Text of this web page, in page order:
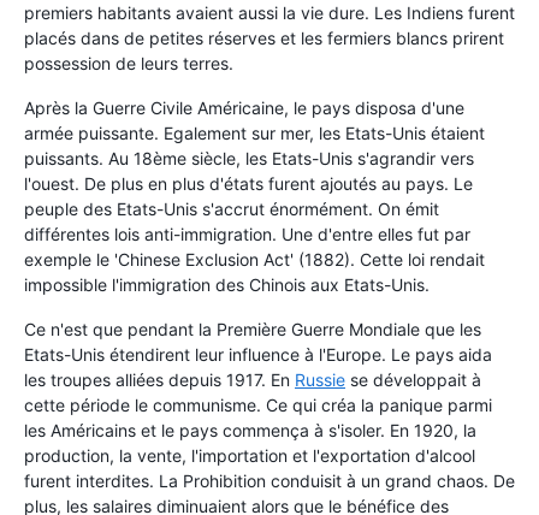
premiers habitants avaient aussi la vie dure. Les Indiens furent
placés dans de petites réserves et les fermiers blancs prirent
possession de leurs terres.
Après la Guerre Civile Américaine, le pays disposa d'une
armée puissante. Egalement sur mer, les Etats-Unis étaient
puissants. Au 18ème siècle, les Etats-Unis s'agrandir vers
l'ouest. De plus en plus d'états furent ajoutés au pays. Le
peuple des Etats-Unis s'accrut énormément. On émit
différentes lois anti-immigration. Une d'entre elles fut par
exemple le 'Chinese Exclusion Act' (1882). Cette loi rendait
impossible l'immigration des Chinois aux Etats-Unis.
Ce n'est que pendant la Première Guerre Mondiale que les
Etats-Unis étendirent leur influence à l'Europe. Le pays aida
les troupes alliées depuis 1917. En Russie se développait à
cette période le communisme. Ce qui créa la panique parmi
les Américains et le pays commença à s'isoler. En 1920, la
production, la vente, l'importation et l'exportation d'alcool
furent interdites. La Prohibition conduisit à un grand chaos. De
plus, les salaires diminuaient alors que le bénéfice des